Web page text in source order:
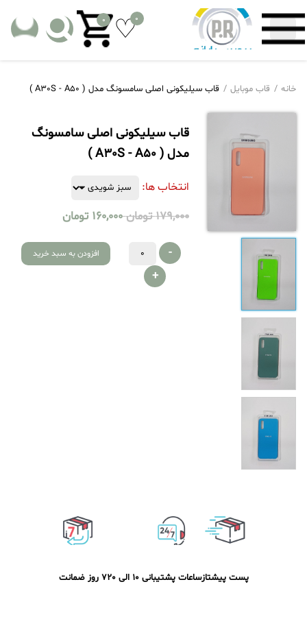
0
0
خانه قاب موبایل قاب سیلیکونی اصلی سامسونگ مدل ( A30S - A50 )
قاب سیلیکونی اصلی سامسونگ
مدل ( A30S - A50 )
انتخاب ها:
179,000 تومان 160,000 تومان
-
+
افزودن به سبد خرید
پست پیشتازساعات پشتیبانی 10 الی 20 7 روز ضمانت